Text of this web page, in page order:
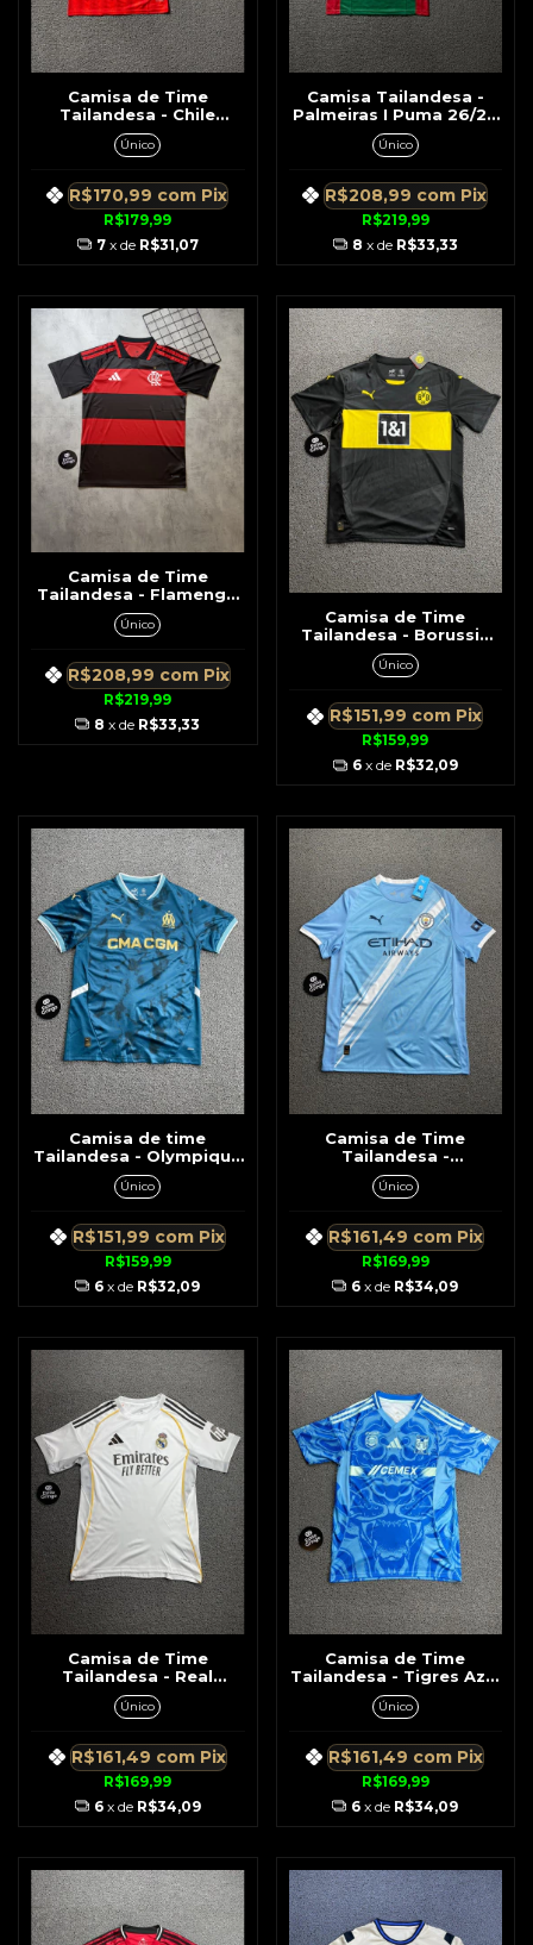
Camisa de Time
Tailandesa - Chile
Vermelha 26
Único
R$179,99
R$170,99 com Pix
7 x de R$31,07
Camisa Tailandesa -
Palmeiras I Puma 26/27
Verde
Único
R$219,99
R$208,99 com Pix
8 x de R$33,33
Camisa de Time
Tailandesa - Flamengo
Rubro Negra 2026 c/
Gola
Único
R$219,99
R$208,99 com Pix
8 x de R$33,33
Camisa de Time
Tailandesa - Borussia
Puma Preta Detalhes
Amarelo
Único
R$159,99
R$151,99 com Pix
6 x de R$32,09
Camisa de time
Tailandesa - Olympique
Marselha Puma Verde
Escuro c/Dourado
Único
R$159,99
R$151,99 com Pix
6 x de R$32,09
Camisa de Time
Tailandesa -
Manchester City Azul c/
Listras Brancas
Único
R$169,99
R$161,49 com Pix
6 x de R$34,09
Camisa de Time
Tailandesa - Real
Madrid Branca c/ Linha
Amarela Lateral e
Único
R$169,99
R$161,49 com Pix
6 x de R$34,09
Camisa de Time
Tailandesa - Tigres Azul
c/ Detalhes Verde Água
Único
R$169,99
R$161,49 com Pix
6 x de R$34,09